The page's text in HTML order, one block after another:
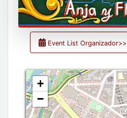
Event List Organizador>>
+
−